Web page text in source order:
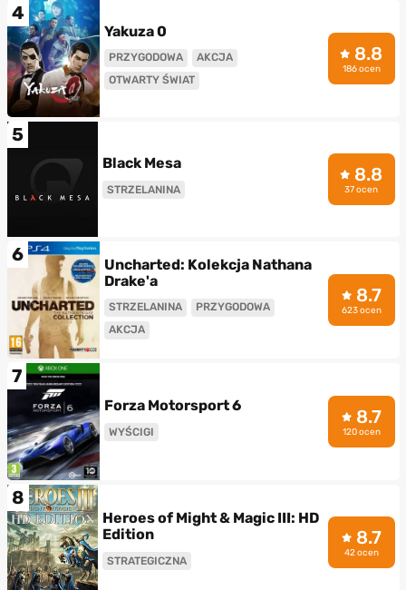
4
Yakuza 0
PRZYGODOWA
AKCJA
OTWARTY ŚWIAT
8.8
186 ocen
5
Black Mesa
STRZELANINA
8.8
37 ocen
6
Uncharted: Kolekcja Nathana
Drake'a
STRZELANINA
PRZYGODOWA
AKCJA
8.7
623 ocen
7
Forza Motorsport 6
WYŚCIGI
8.7
120 ocen
8
Heroes of Might & Magic III: HD
Edition
STRATEGICZNA
8.7
42 ocen